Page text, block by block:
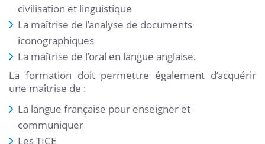
civilisation et linguistique
La maîtrise de l’analyse de documents
iconographiques
La maîtrise de l’oral en langue anglaise.
La formation doit permettre également d’acquérir
une maîtrise de :
La langue française pour enseigner et
communiquer
Les TICE